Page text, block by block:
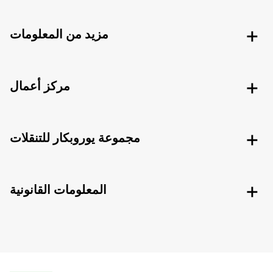
مزيد من المعلومات
مركز أعمال
مجموعة يوروبكار للتنقلات
المعلومات القانونية